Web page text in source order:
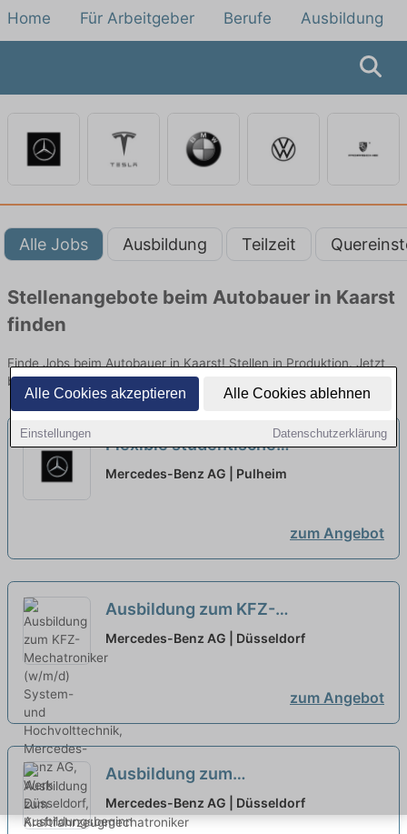
Alle Cookies akzeptieren Alle Cookies ablehnen
Einstellungen Datenschutzerklärung
Home Für Arbeitgeber Berufe Ausbildung
Alle Jobs Ausbildung Teilzeit
Stellenangebote beim Autobauer in Kaarst
finden
Finde Jobs beim Autobauer in Kaarst! Stellen in Produktion. Jetzt
bewerben!
Flexible studentische
Beschäftigung im Mercedes-Benz
Mercedes-Benz AG | Pulheim
zum Angebot
Ausbildung zum KFZ-
Mechatroniker (w/m/d) System-
und Hochvolttechnik, Mercedes-
Ausbildungsbeginn 01.09.2027 neu
Mercedes-Benz AG | Düsseldorf
zum Angebot
Ausbildung zum
Kraftfahrzeugmechatroniker
(w/m/d) für
Mercedes-Benz AG | Düsseldorf